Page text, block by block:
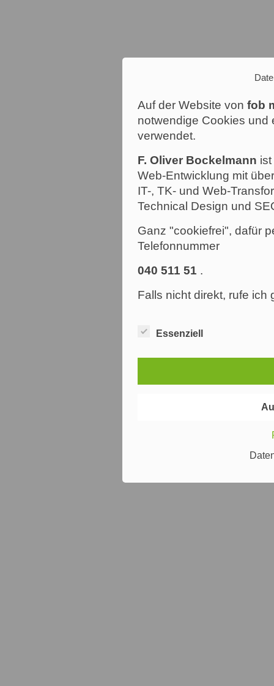
Auf der Website von fob
notwendige Cookies und
verwendet.
F. Oliver Bockelmann
Web-Entwicklung mit
IT-, TK- und Web-
Technical Design und
Ganz "cookiefrei", dafür
Telefonnummer
040 511 51 .
Falls nicht direkt, rufe ich
Essenziell